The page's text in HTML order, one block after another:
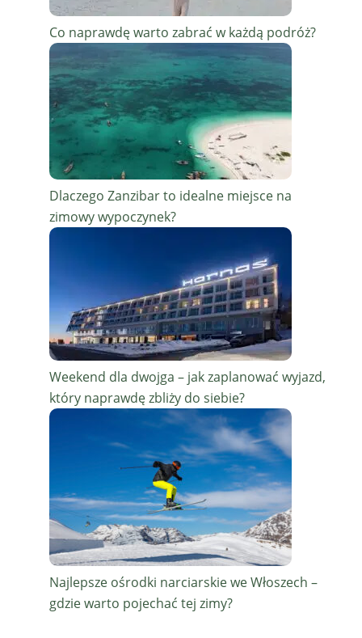
Co naprawdę warto zabrać w każdą podróż?
Dlaczego Zanzibar to idealne miejsce na
zimowy wypoczynek?
Weekend dla dwojga – jak zaplanować wyjazd,
który naprawdę zbliży do siebie?
Najlepsze ośrodki narciarskie we Włoszech –
gdzie warto pojechać tej zimy?